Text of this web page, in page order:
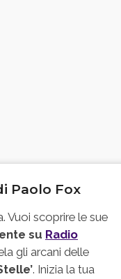
Paolo Fox
Vuoi scoprire le sue
su Radio
gli arcani delle
. Inizia la tua